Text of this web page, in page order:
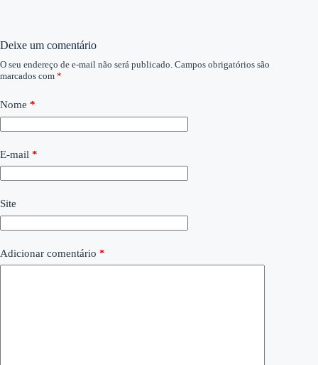
Deixe um comentário
O seu endereço de e-mail não será publicado. Campos obrigatórios são
marcados com *
Nome *
E-mail *
Site
Adicionar comentário *